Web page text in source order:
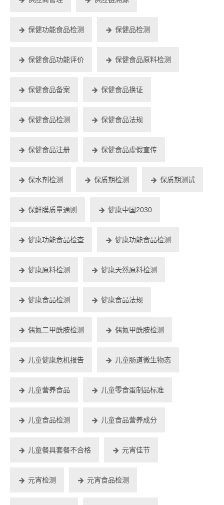
保健功能食品检测 保健品检测
保健食品功能评价 保健食品原料检测
保健食品备案 保健食品换证
保健食品检测 保健食品法规
保健食品注册 保健食品虚假宣传
保水剂检测 保质期检测 保质期测试
保鲜膜质量通则 健康中国2030
健康功能食品检查 健康功能食品检测
健康原料检测 健康天然原料检测
健康食品检测 健康食品法规
偶氮二甲酰胺检测 偶氮甲酰胺检测
儿童健康危机报告 儿童肠道微生物态
儿童营养食品 儿童零食蛋制品标准
儿童食品检测 儿童食品营养成分
儿童餐具套餐不合格 元宵佳节
元宵检测 元宵食品检测